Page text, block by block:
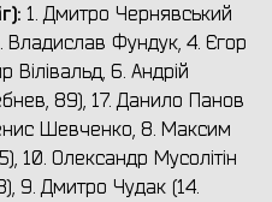
: 1. Дмитро Чернявський
Владислав Фундук, 4. Єгор
6. Андрій
89), 17. Данило Панов
Шевченко, 8. Максим
10. Олександр Мусолітін
9. Дмитро Чудак (14.